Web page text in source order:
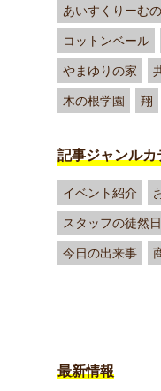
あいすくりーむ
コットンベール
やまゆりの家
木の根学園 翔
記事ジャンルカ
イベント紹介
スタッフの徒然
今日の出来事
最新情報